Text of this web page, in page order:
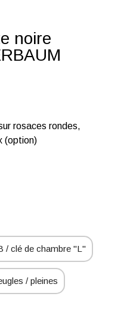
noire
rosaces rondes,
(option)
/ clé de chambre "L"
/ pleines